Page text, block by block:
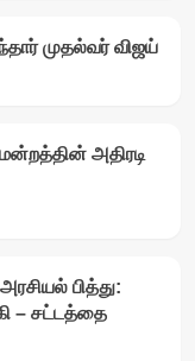
முதல்வர் விஜய்
அதிரடி
பித்து:
– சட்டத்தை